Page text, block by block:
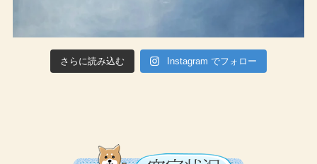
さらに読み込む Instagram でフォロー